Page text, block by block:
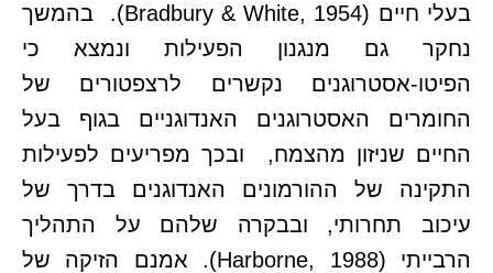
בעלי חיים (Bradbury & White, 1954). בהמשך
נחקר גם מנגנון הפעילות ונמצא כי
הפיטו-אסטרוגנים נקשרים לרצפטורים של
החומרים האסטרוגנים האנדוגניים בגוף בעל
החיים שניזון מהצמח, ובכך מפריעים לפעילות
התקינה של ההורמונים האנדוגנים בדרך של
עיכוב תחרותי, ובבקרה שלהם על התהליך
הרבייתי (Harborne, 1988). אמנם הזיקה של